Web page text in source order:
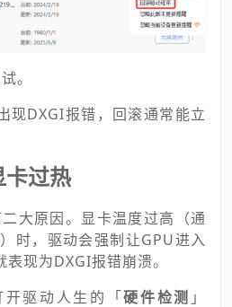
。
现DXGI报错，回滚通常能立
过热
大原因。显卡温度过高（通
时，驱动会强制让GPU进入
现为DXGI报错崩溃。
开驱动人生的「硬件检测 」